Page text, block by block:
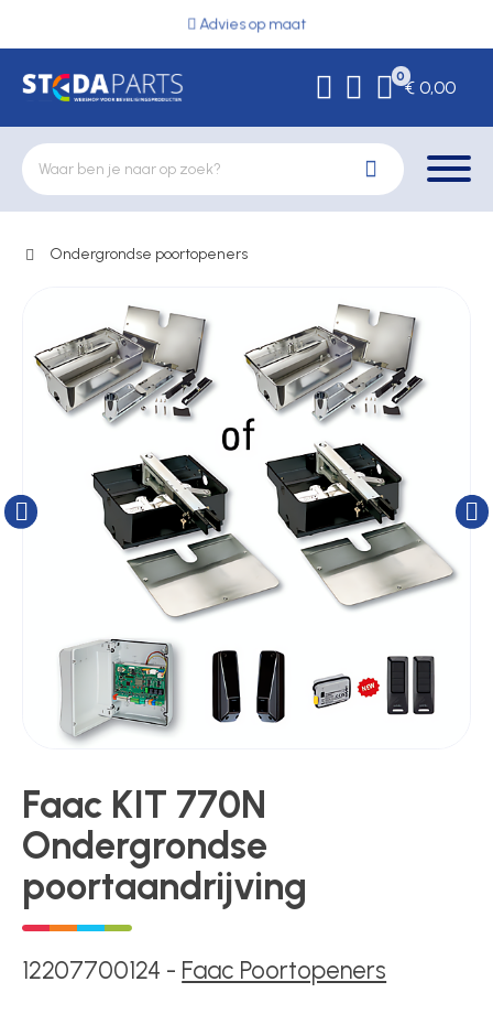
Advies op maat
0
€ 0,00
Deurbeslag
Elektrische vergrendeling
Hekwerkonderdelen
Kluizen
Poortonderdelen
Pulsgevers
Sloten
Toegangscontrole
Toegangsverlening
Ondergrondse poortopeners
Faac KIT 770N
Ondergrondse
poortaandrijving
12207700124 - Faac Poortopeners